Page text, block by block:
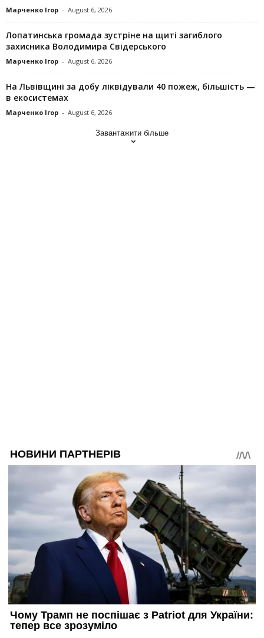
Марченко Ігор - August 6, 2026
Лопатинська громада зустріне на щиті загиблого
захисника Володимира Свідерського
Марченко Ігор - August 6, 2026
На Львівщині за добу ліквідували 40 пожеж, більшість —
в екосистемах
Марченко Ігор - August 6, 2026
Завантажити більше